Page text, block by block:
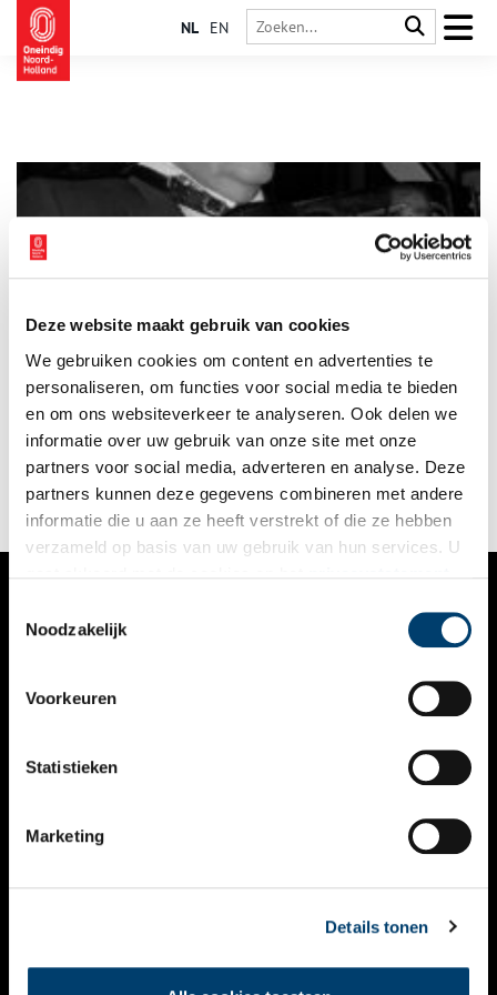
Deze website maakt gebruik van cookies
We gebruiken cookies om content en advertenties te
personaliseren, om functies voor social media te bieden
en om ons websiteverkeer te analyseren. Ook delen we
informatie over uw gebruik van onze site met onze
partners voor social media, adverteren en analyse. Deze
partners kunnen deze gegevens combineren met andere
informatie die u aan ze heeft verstrekt of die ze hebben
verzameld op basis van uw gebruik van hun services. U
Noodzakelijk
Voorkeuren
Statistieken
Marketing
Details tonen
NL EN
‘Ik speel alles, behalve klaverjas’, zei hij Johnny Meijer ooit in
een interview. De virtuoze Amsterdamse accordeonist is bij het
grote publiek bekend als vertolker van meezingers en
meedeiners en als de muzikale rechterhand van Manke Nelis.
Slechts af en toe kan hij tussen de meezingers door laten
horen dat hij een begaafd jazzsolist is. Hij verweeft met groot
gemak complete Bach-passages in zijn solo’s.
VERHALEN
KALENDER
THEMA’S
VIDEO’S
CONTACT